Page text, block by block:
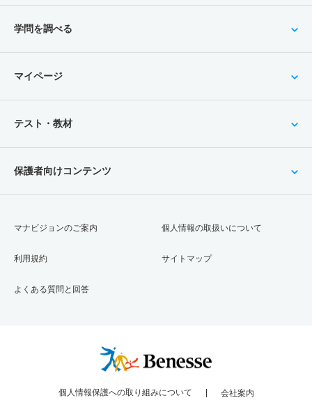
学問を調べる
マイページ
テスト・教材
保護者向けコンテンツ
マナビジョンのご案内
利用規約
よくある質問と回答
個人情報の取扱いについて
サイトマップ
個人情報保護への取り組みについて 会社案内